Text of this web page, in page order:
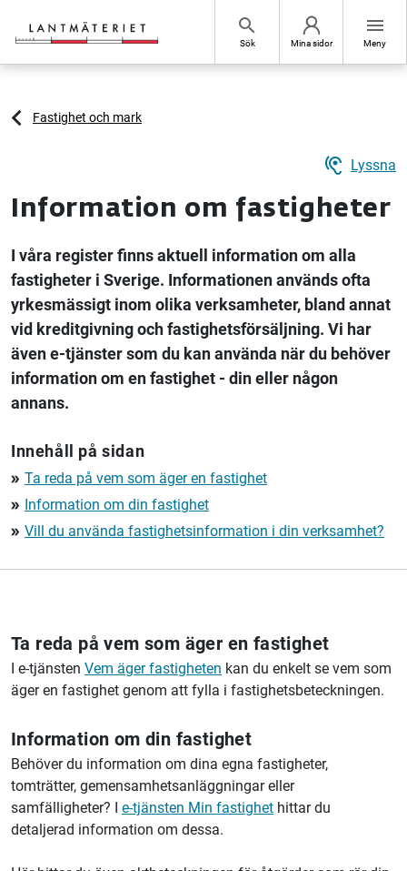
search
Sök Mina sidor
menu
Meny
Fastighet och mark
hearing Lyssna
Information om fastigheter
I våra register finns aktuell information om alla
fastigheter i Sverige. Informationen används ofta
yrkesmässigt inom olika verksamheter, bland annat
vid kreditgivning och fastighetsförsäljning. Vi har
även e-tjänster som du kan använda när du behöver
information om en fastighet - din eller någon
annans.
Innehåll på sidan
double_arrow Ta reda på vem som äger en fastighet
double_arrow Information om din fastighet
double_arrow Vill du använda fastighetsinformation i din verksamhet?
Ta reda på vem som äger en fastighet
I e-tjänsten Vem äger fastigheten kan du enkelt se vem som
äger en fastighet genom att fylla i fastighetsbeteckningen.
Information om din fastighet
Behöver du information om dina egna fastigheter,
tomträtter, gemensamhetsanläggningar eller
samfälligheter? I e-tjänsten Min fastighet hittar du
detaljerad information om dessa.